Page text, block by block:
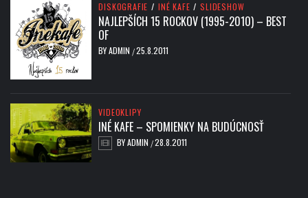
DISKOGRAFIE / INÉ KAFE / SLIDESHOW
NAJLEPŠÍCH 15 ROCKOV (1995-2010) – BEST
OF
BYADMIN /25.8.2011
VIDEOKLIPY
INÉ KAFE – SPOMIENKY NA BUDÚCNOSŤ
BYADMIN /28.8.2011